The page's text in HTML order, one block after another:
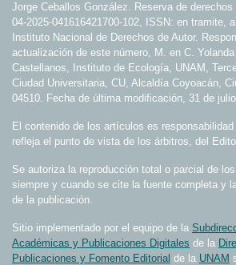
Jorge Ceballos González. Reserva de
04-2025-041616421700-102, ISSN: en tramite,
Instituto Nacional de Derechos de Autor.
actualización de este número, M. en C.
Castellanos, Instituto de Ecología, UNAM,
Ciudad Universitaria, CU, Alcaldía Coyoacán,
04510. Fecha de última modificación, 31 de
El contenido de los artículos es
refleja el punto de vista de los árbitros, del
Se autoriza la reproducción total o parcial de
siempre y cuando se cite la fuente completa y
de la publicación.
Sitio implementado por el equipo de la
Académicas y Publicaciones Digitales de la
Publicaciones y Fomento Editorial de la UNAM